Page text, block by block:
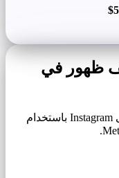
ظهور في
اتبع هذه العملية لقياس كفاءة إعلاناتك على Instagram باستخدام